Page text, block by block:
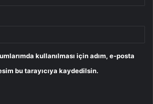
kullanılması için adım, e-posta
bu tarayıcıya kaydedilsin.